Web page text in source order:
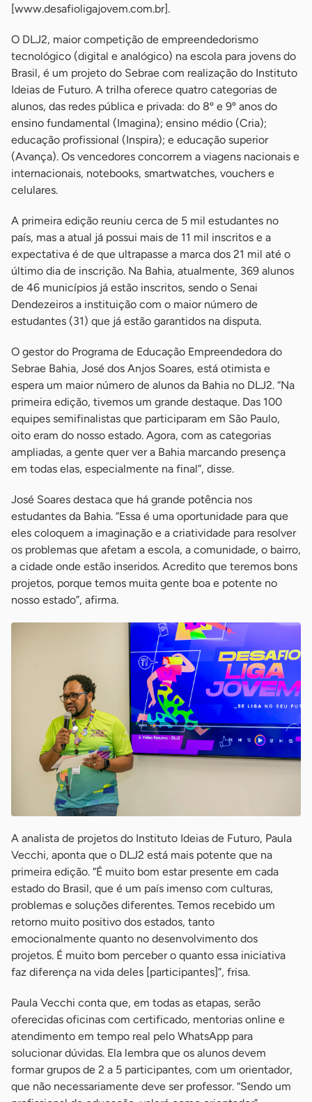
[www.desafioligajovem.com.br].
O DLJ2, maior competição de empreendedorismo
tecnológico (digital e analógico) na escola para jovens do
Brasil, é um projeto do Sebrae com realização do Instituto
Ideias de Futuro. A trilha oferece quatro categorias de
alunos, das redes pública e privada: do 8º e 9º anos do
ensino fundamental (Imagina); ensino médio (Cria);
educação profissional (Inspira); e educação superior
(Avança). Os vencedores concorrem a viagens nacionais e
internacionais, notebooks, smartwatches, vouchers e
celulares.
A primeira edição reuniu cerca de 5 mil estudantes no
país, mas a atual já possui mais de 11 mil inscritos e a
expectativa é de que ultrapasse a marca dos 21 mil até o
último dia de inscrição. Na Bahia, atualmente, 369 alunos
de 46 municípios já estão inscritos, sendo o Senai
Dendezeiros a instituição com o maior número de
estudantes (31) que já estão garantidos na disputa.
O gestor do Programa de Educação Empreendedora do
Sebrae Bahia, José dos Anjos Soares, está otimista e
espera um maior número de alunos da Bahia no DLJ2. “Na
primeira edição, tivemos um grande destaque. Das 100
equipes semifinalistas que participaram em São Paulo,
oito eram do nosso estado. Agora, com as categorias
ampliadas, a gente quer ver a Bahia marcando presença
em todas elas, especialmente na final”, disse.
José Soares destaca que há grande potência nos
estudantes da Bahia. “Essa é uma oportunidade para que
eles coloquem a imaginação e a criatividade para resolver
os problemas que afetam a escola, a comunidade, o bairro,
a cidade onde estão inseridos. Acredito que teremos bons
projetos, porque temos muita gente boa e potente no
nosso estado”, afirma.
A analista de projetos do Instituto Ideias de Futuro, Paula
Vecchi, aponta que o DLJ2 está mais potente que na
primeira edição. “É muito bom estar presente em cada
estado do Brasil, que é um país imenso com culturas,
problemas e soluções diferentes. Temos recebido um
retorno muito positivo dos estados, tanto
emocionalmente quanto no desenvolvimento dos
projetos. É muito bom perceber o quanto essa iniciativa
faz diferença na vida deles [participantes]”, frisa.
Paula Vecchi conta que, em todas as etapas, serão
oferecidas oficinas com certificado, mentorias online e
atendimento em tempo real pelo WhatsApp para
solucionar dúvidas. Ela lembra que os alunos devem
formar grupos de 2 a 5 participantes, com um orientador,
que não necessariamente deve ser professor. “Sendo um